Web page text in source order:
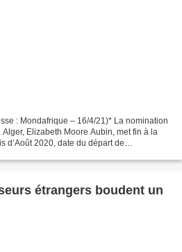
: Mondafrique – 16/4/21)* La nomination
Elizabeth Moore Aubin, met fin à la
d’Août 2020, date du départ de
étrangers boudent un